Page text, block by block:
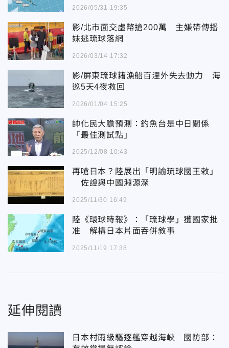
2026/05/31 19:35
影/北市面交虛幣搶200萬 主嫌帶傳播
妹逃琉球落網
2026/03/14 17:32
影/屏東琉球籍漁船百浬外失去動力 海
巡5天4夜救回
2026/01/04 15:25
帥化民大膽預測：釣魚台是中日關係
「最佳測試點」
2025/12/08 10:43
再嗆日本？陸展出「明諭琉球國王敕」
佐證與中國淵源深
2025/11/30 16:49
陸《環球時報》：「琉球學」獲國家批
准 解構日本片面吞併敘事
2025/11/19 17:38
延伸閱讀
日本村雨級驅逐艦穿越海峽 國防部：